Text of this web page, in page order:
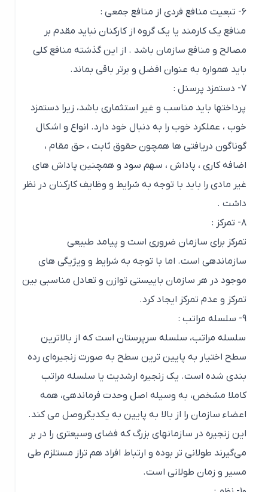
منافع یک کارمند یا یک گروه از کارکنان نباید مقدم بر
مصالح و منافع سازمان باشد . از این گذشته منافع کلی
باید همواره به عنوان افضل و برتر باقی بماند.
پرداختها باید مناسب و غیر استثماری باشد، زیرا دستمزد
خوب ، عملکرد خوب را به دنبال خود دارد. انواع و اشکال
گوناگون دریافتی ها همچون حقوق ثابت ، حق مقام ،
اضافه کاری ، پاداش ، سهم سود و همچنین پاداش های
غیر مادی را باید با توجه به شرایط و وظایف کارکنان در نظر
داشت .
تمرکز برای سازمان ضروری است و پیامد طبیعی
سازماندهی است. اما با توجه به شرایط و ویژیگی های
موجود در هر سازمان باییستی توازن و تعادل مناسبی بین
تمرکز و عدم تمرکز ایجاد کرد.
سلسله مراتب، سلسله سرپرستان است که از بالاترین
سطح اختیار به پایین ترین سطح به صورت زنجیره‌ای رده
بندی شده است. یک زنجیره ارشدیت یا سلسله مراتب
کاملا مشخص، به وسیله اصل وحدت فرماندهی، همه
اعضاء سازمان را از بالا به پایین به یکدیگروصل می کند.
این زنجیره در سازمانهای بزرگ که فضای وسیعتری را در بر
می‌گیرند طولانی تر بوده و ارتباط افراد هم تراز مستلزم طی
مسیر و زمان طولانی است.